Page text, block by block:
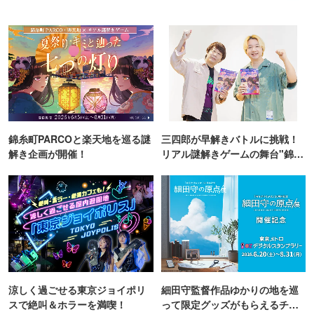
錦糸町PARCOと楽天地を巡る謎
解き企画が開催！
三四郎が早解きバトルに挑戦！
リアル謎解きゲームの舞台"錦糸
涼しく過ごせる東京ジョイポリ
スで絶叫＆ホラーを満喫！
細田守監督作品ゆかりの地を巡
って限定グッズがもらえるチャ